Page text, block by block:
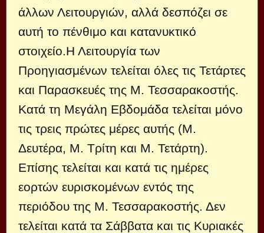
άλλων Λειτουργιών, αλλά δεσπόζει σε
αυτή το πένθιμο και κατανυκτικό
στοιχείο.Η Λειτουργία των
Προηγιασμένων τελείται όλες τις Τετάρτες
και Παρασκευές της Μ. Τεσσαρακοστής.
Κατά τη Μεγάλη Εβδομάδα τελείται μόνο
τις τρεις πρώτες μέρες αυτής (Μ.
Δευτέρα, Μ. Τρίτη και Μ. Τετάρτη).
Επίσης τελείται και κατά τις ημέρες
εορτών ευρισκομένων εντός της
περιόδου της Μ. Τεσσαρακοστής. Δεν
τελείται κατά τα Σάββατα και τις Κυριακές